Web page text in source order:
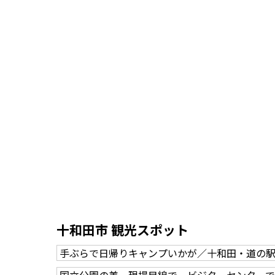
十和田市 観光スポット
手ぶらで日帰りキャンプいかが／十和田・道の